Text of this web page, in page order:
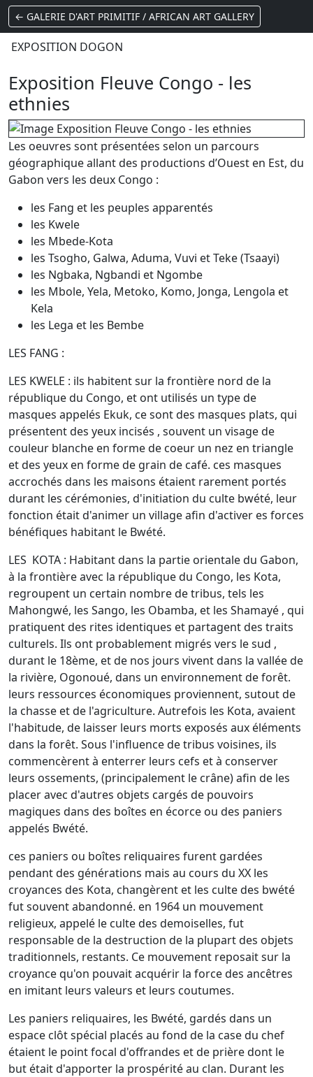
← GALERIE D'ART PRIMITIF / AFRICAN ART GALLERY
EXPOSITION DOGON
Exposition Fleuve Congo - les
ethnies
Les oeuvres sont présentées selon un parcours
géographique allant des productions d’Ouest en Est, du
Gabon vers les deux Congo :
les Fang et les peuples apparentés
les Kwele
les Mbede-Kota
les Tsogho, Galwa, Aduma, Vuvi et Teke (Tsaayi)
les Ngbaka, Ngbandi et Ngombe
les Mbole, Yela, Metoko, Komo, Jonga, Lengola et
Kela
les Lega et les Bembe
LES FANG :
LES KWELE : ils habitent sur la frontière nord de la
république du Congo, et ont utilisés un type de
masques appelés Ekuk, ce sont des masques plats, qui
présentent des yeux incisés , souvent un visage de
couleur blanche en forme de coeur un nez en triangle
et des yeux en forme de grain de café. ces masques
accrochés dans les maisons étaient rarement portés
durant les cérémonies, d'initiation du culte bwété, leur
fonction était d'animer un village afin d'activer es forces
bénéfiques habitant le Bwété.
LES KOTA : Habitant dans la partie orientale du Gabon,
à la frontière avec la république du Congo, les Kota,
regroupent un certain nombre de tribus, tels les
Mahongwé, les Sango, les Obamba, et les Shamayé , qui
pratiquent des rites identiques et partagent des traits
culturels. Ils ont probablement migrés vers le sud ,
durant le 18ème, et de nos jours vivent dans la vallée de
la rivière, Ogonoué, dans un environnement de forêt.
leurs ressources économiques proviennent, sutout de
la chasse et de l'agriculture. Autrefois les Kota, avaient
l'habitude, de laisser leurs morts exposés aux éléments
dans la forêt. Sous l'influence de tribus voisines, ils
commencèrent à enterrer leurs cefs et à conserver
leurs ossements, (principalement le crâne) afin de les
placer avec d'autres objets cargés de pouvoirs
magiques dans des boîtes en écorce ou des paniers
appelés Bwété.
ces paniers ou boîtes reliquaires furent gardées
pendant des générations mais au cours du XX les
croyances des Kota, changèrent et les culte des bwété
fut souvent abandonné. en 1964 un mouvement
religieux, appelé le culte des demoiselles, fut
responsable de la destruction de la plupart des objets
traditionnels, restants. Ce mouvement reposait sur la
croyance qu'on pouvait acquérir la force des ancêtres
en imitant leurs valeurs et leurs coutumes.
Les paniers reliquaires, les Bwété, gardés dans un
espace clôt spécial placés au fond de la case du chef
étaient le point focal d'offrandes et de prière dont le
but était d'apporter la prospérité au clan. Durant les